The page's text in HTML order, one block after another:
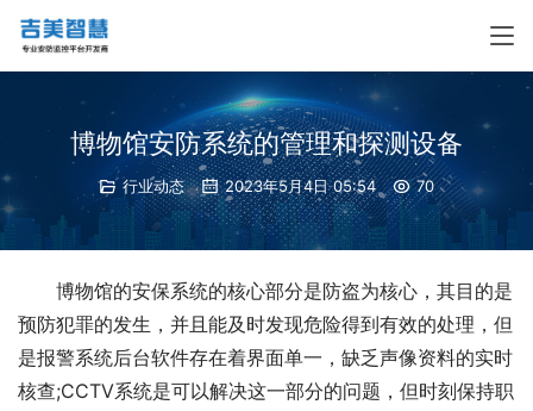
博物馆安防系统的管理和探测设备
行业动态 2023年5月4日 05:54 70
博物馆的安保系统的核心部分是防盗为核心，其目的是
预防犯罪的发生，并且能及时发现危险得到有效的处理，但
是报警系统后台软件存在着界面单一，缺乏声像资料的实时
核查;CCTV系统是可以解决这一部分的问题，但时刻保持职